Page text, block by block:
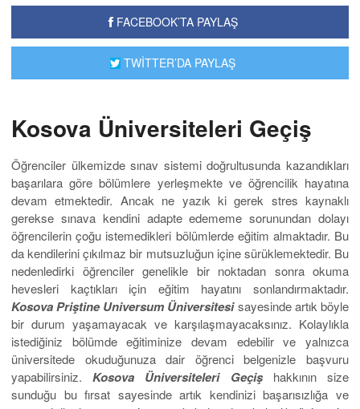
FACEBOOK’TA PAYLAŞ
TWİTTER’DA PAYLAŞ
Kosova Üniversiteleri Geçiş
Öğrenciler ülkemizde sınav sistemi doğrultusunda kazandıkları
başarılara göre bölümlere yerleşmekte ve öğrencilik hayatına
devam etmektedir. Ancak ne yazık ki gerek stres kaynaklı
gerekse sınava kendini adapte edememe sorunundan dolayı
öğrencilerin çoğu istemedikleri bölümlerde eğitim almaktadır. Bu
da kendilerini çıkılmaz bir mutsuzluğun içine sürüklemektedir. Bu
nedenledirki öğrenciler genelikle bir noktadan sonra okuma
hevesleri kaçtıkları için eğitim hayatını sonlandırmaktadır.
Kosova PriştineUniversum Üniversitesisayesinde artık böyle
bir durum yaşamayacak ve karşılaşmayacaksınız. Kolaylıkla
istediğiniz bölümde eğitiminize devam edebilir ve yalnızca
üniversitede okuduğunuza dair öğrenci belgenizle başvuru
yapabilirsiniz.Kosova Üniversiteleri Geçişhakkının size
sunduğu bu fırsat sayesinde artık kendinizi başarısızlığa ve